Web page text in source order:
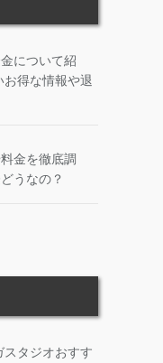
について紹
得な情報や退
金を徹底調
うなの？
スタジオおすす